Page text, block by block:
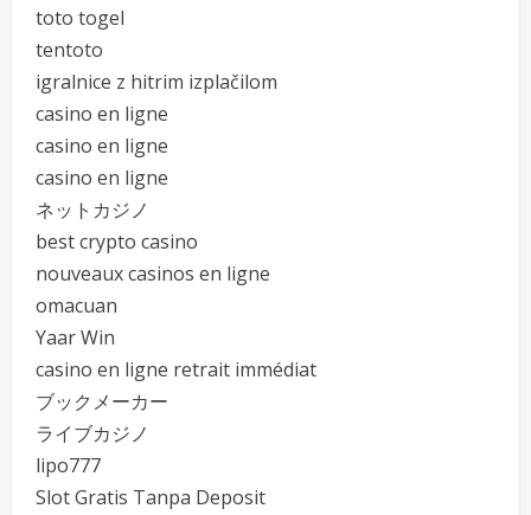
toto togel
tentoto
igralnice z hitrim izplačilom
casino en ligne
casino en ligne
casino en ligne
ネットカジノ
best crypto casino
nouveaux casinos en ligne
omacuan
Yaar Win
casino en ligne retrait immédiat
ブックメーカー
ライブカジノ
lipo777
Slot Gratis Tanpa Deposit